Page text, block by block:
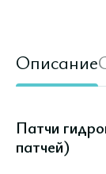
Описание
Патчи
патчей)